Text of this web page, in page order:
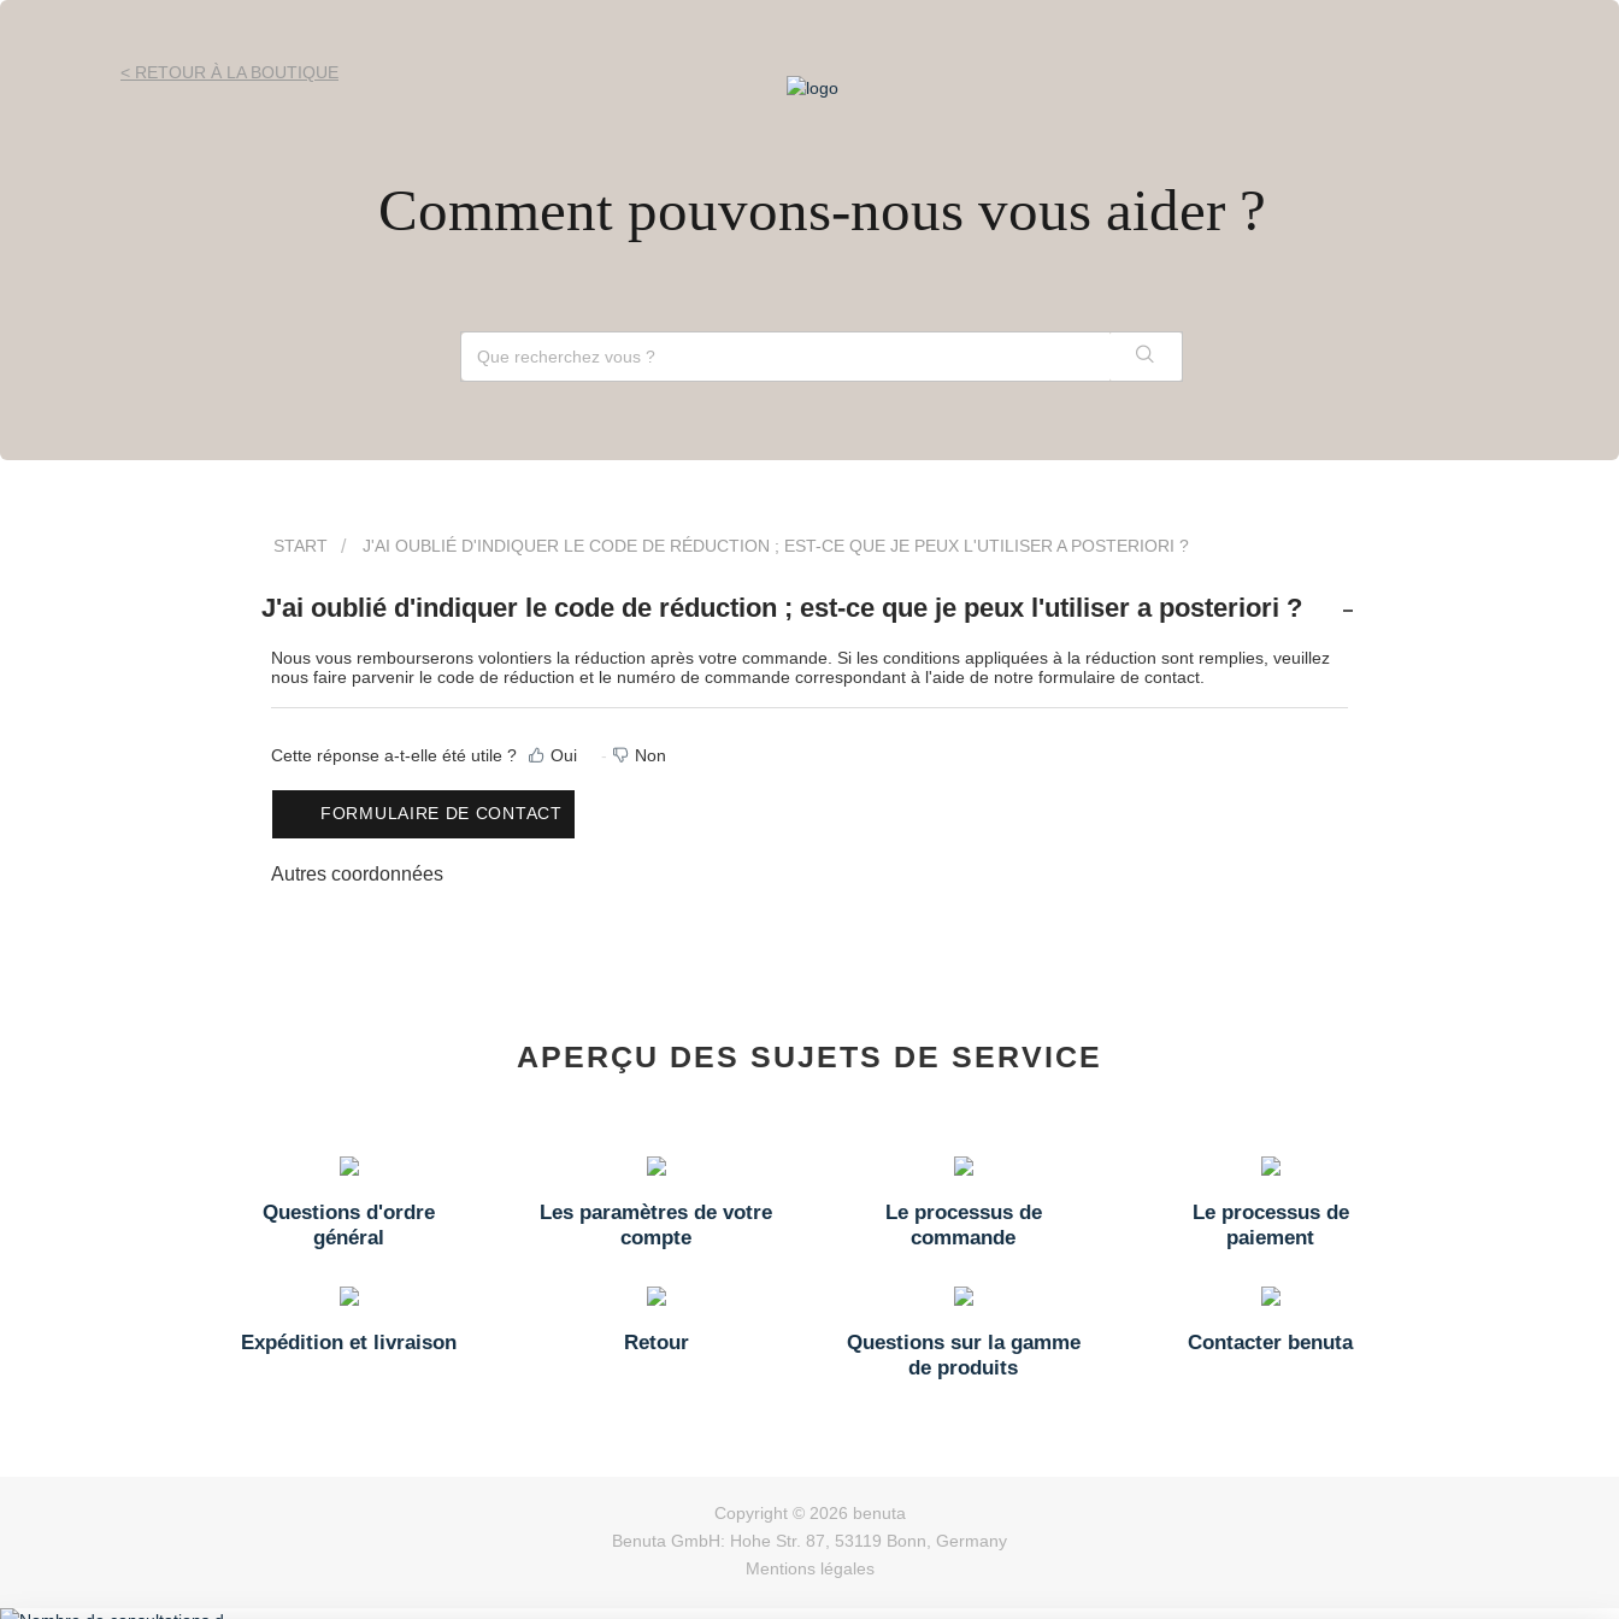
< RETOUR À LA BOUTIQUE
Comment pouvons-nous vous aider ?
START J'AI OUBLIÉ D'INDIQUER LE CODE DE RÉDUCTION ; EST-CE QUE JE PEUX L'UTILISER A POSTERIORI ?
J'ai oublié d'indiquer le code de réduction ; est-ce que je peux l'utiliser a posteriori ?
Nous vous rembourserons volontiers la réduction après votre commande. Si les conditions appliquées à la réduction sont remplies, veuillez
nous faire parvenir le code de réduction et le numéro de commande correspondant à l'aide de notre formulaire de contact.
Cette réponse a-t-elle été utile ? Oui Non
FORMULAIRE DE CONTACT
Autres coordonnées
APERÇU DES SUJETS DE SERVICE
Questions d'ordre
général
Les paramètres de votre
compte
Le processus de
commande
Le processus de
paiement
Expédition et livraison Retour
Questions sur la gamme
de produits
Contacter benuta
Copyright © 2026 benuta
Benuta GmbH: Hohe Str. 87, 53119 Bonn, Germany
Mentions légales